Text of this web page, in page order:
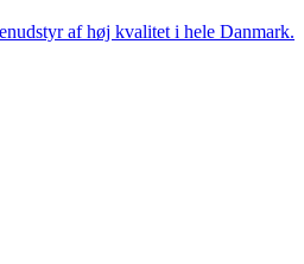
af høj kvalitet i hele Danmark.